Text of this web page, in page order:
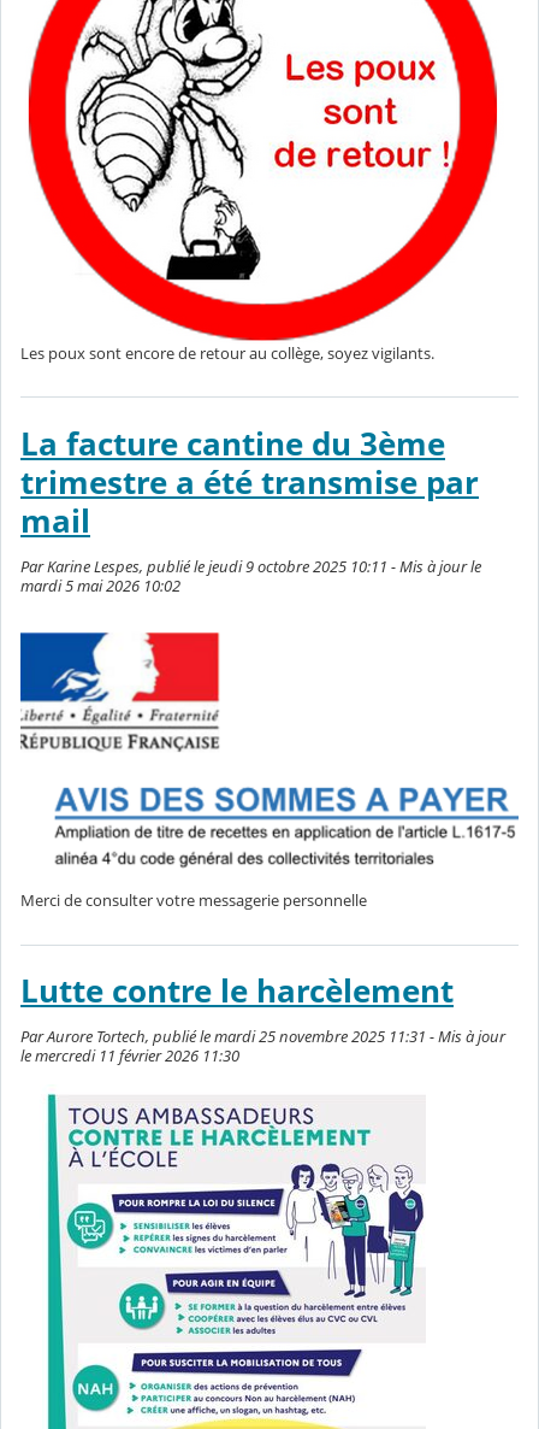
Les poux sont encore de retour au collège, soyez vigilants.
La facture cantine du 3ème
trimestre a été transmise par
mail
Par Karine Lespes, publié le jeudi 9 octobre 2025 10:11 - Mis à jour le
mardi 5 mai 2026 10:02
Merci de consulter votre messagerie personnelle
Lutte contre le harcèlement
Par Aurore Tortech, publié le mardi 25 novembre 2025 11:31 - Mis à jour
le mercredi 11 février 2026 11:30